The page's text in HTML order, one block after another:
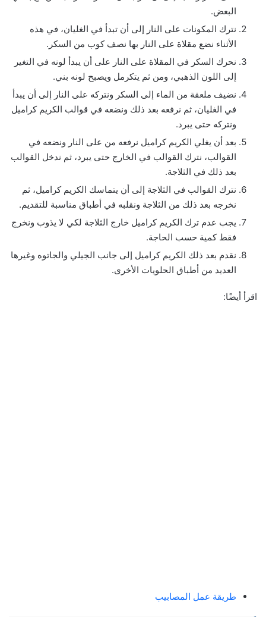
البعض.
نترك المكونات على النار إلى أن تبدأ في الغليان، في هذه
الأثناء نضع مقلاة على النار بها نصف كوب من السكر.
نحرك السكر في المقلاة على النار على أن يبدأ لونه في التغير
إلى اللون الذهبي، ومن ثم يتكرمل ويصبح لونه بني.
نضيف ملعقة من الماء إلى السكر ونتركه على النار إلى أن يبدأ
في الغليان، ثم نرفعه بعد ذلك ونضعه في قوالب الكريم كراميل
ونتركه حتى يبرد.
بعد أن يغلي الكريم كراميل نرفعه من على النار ونضعه في
القوالب، نترك القوالب في الخارج حتى يبرد، ثم ندخل القوالب
بعد ذلك في الثلاجة.
نترك القوالب في الثلاجة إلى أن يتماسك الكريم كراميل، ثم
نخرجه بعد ذلك من الثلاجة ونقلبه في أطباق مناسبة للتقديم.
يجب عدم ترك الكريم كراميل خارج الثلاجة لكي لا يذوب ونخرج
فقط كمية حسب الحاجة.
نقدم بعد ذلك الكريم كراميل إلى جانب الجيلي والجاتوه وغيرها
العديد من أطباق الحلويات الأخرى.
اقرأ أيضًا:
طريقة عمل المصابيب